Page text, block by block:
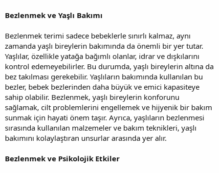
Bezlenmek ve Yaşlı Bakımı
Bezlenmek terimi sadece bebeklerle sınırlı kalmaz, aynı
zamanda yaşlı bireylerin bakımında da önemli bir yer tutar.
Yaşlılar, özellikle yatağa bağımlı olanlar, idrar ve dışkılarını
kontrol edemeyebilirler. Bu durumda, yaşlı bireylerin altına da
bez takılması gerekebilir. Yaşlıların bakımında kullanılan bu
bezler, bebek bezlerinden daha büyük ve emici kapasiteye
sahip olabilir. Bezlenmek, yaşlı bireylerin konforunu
sağlamak, cilt problemlerini engellemek ve hijyenik bir bakım
sunmak için hayati önem taşır. Ayrıca, yaşlıların bezlenmesi
sırasında kullanılan malzemeler ve bakım teknikleri, yaşlı
bakımını kolaylaştıran unsurlar arasında yer alır.
Bezlenmek ve Psikolojik Etkiler